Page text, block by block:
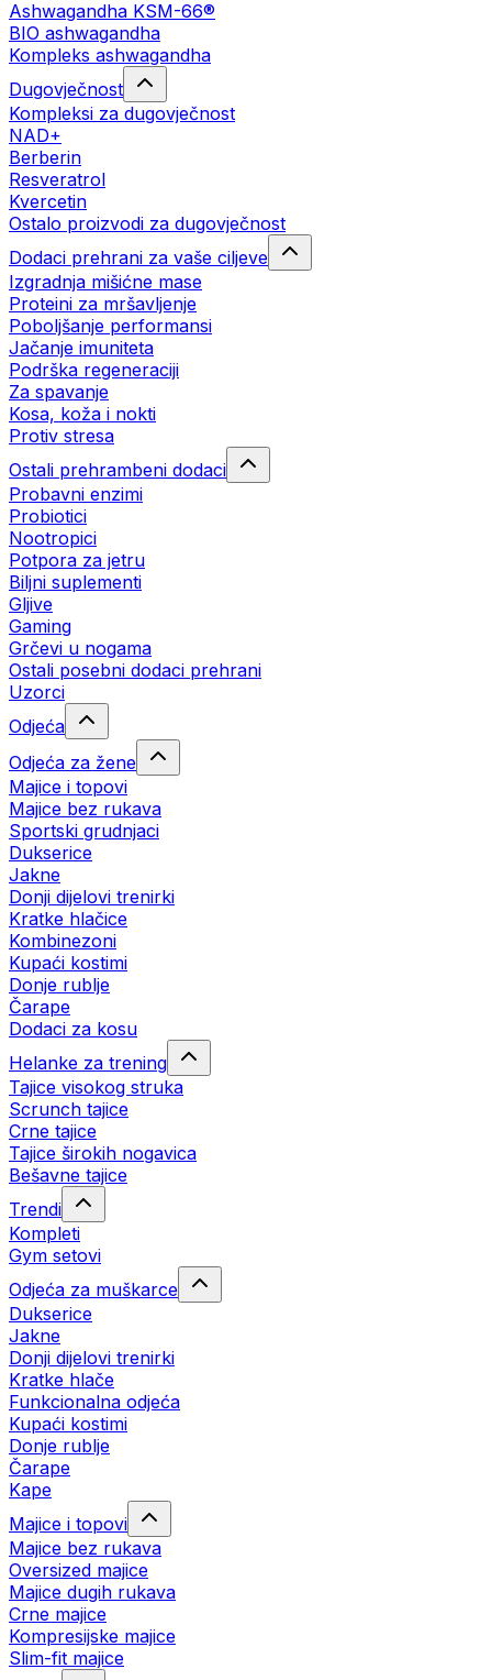
Ashwagandha KSM-66®
BIO ashwagandha
Kompleks ashwagandha
Dugovječnost
Kompleksi za dugovječnost
NAD+
Berberin
Resveratrol
Kvercetin
Ostalo proizvodi za dugovječnost
Dodaci prehrani za vaše ciljeve
Izgradnja mišićne mase
Proteini za mršavljenje
Poboljšanje performansi
Jačanje imuniteta
Podrška regeneraciji
Za spavanje
Kosa, koža i nokti
Protiv stresa
Ostali prehrambeni dodaci
Probavni enzimi
Probiotici
Nootropici
Potpora za jetru
Biljni suplementi
Gljive
Gaming
Grčevi u nogama
Ostali posebni dodaci prehrani
Uzorci
Odjeća
Odjeća za žene
Majice i topovi
Majice bez rukava
Sportski grudnjaci
Dukserice
Jakne
Donji dijelovi trenirki
Kratke hlačice
Kombinezoni
Kupaći kostimi
Donje rublje
Čarape
Dodaci za kosu
Helanke za trening
Tajice visokog struka
Scrunch tajice
Crne tajice
Tajice širokih nogavica
Bešavne tajice
Trendi
Kompleti
Gym setovi
Odjeća za muškarce
Dukserice
Jakne
Donji dijelovi trenirki
Kratke hlače
Funkcionalna odjeća
Kupaći kostimi
Donje rublje
Čarape
Kape
Majice i topovi
Majice bez rukava
Oversized majice
Majice dugih rukava
Crne majice
Kompresijske majice
Slim-fit majice